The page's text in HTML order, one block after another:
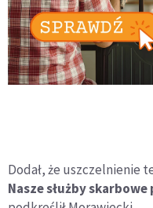
Dodał, że uszczelnienie
Nasze służby